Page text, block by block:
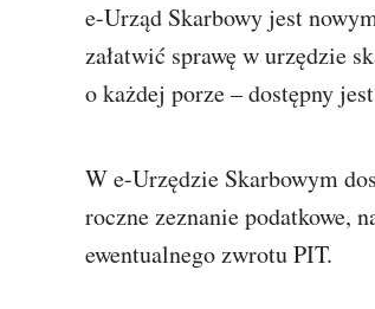
e-Urząd Skarbowy jest
załatwić sprawę w urzędzie
o każdej porze – dostępny
W e-Urzędzie Skarbowym
roczne zeznanie podatkowe,
ewentualnego zwrotu PIT.